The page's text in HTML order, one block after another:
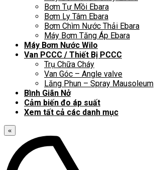
Bơm Tự Mồi Ebara
Bơm Ly Tâm Ebara
Bơm Chìm Nước Thải Ebara
Máy Bơm Tăng Áp Ebara
Máy Bơm Nước Wilo
Van PCCC / Thiết Bị PCCC
Trụ Chữa Cháy
Van Góc – Angle valve
Lăng Phun – Spray Mausoleum
Bình Giãn Nở
Cảm biến đo áp suất
Xem tất cả các danh mục
«